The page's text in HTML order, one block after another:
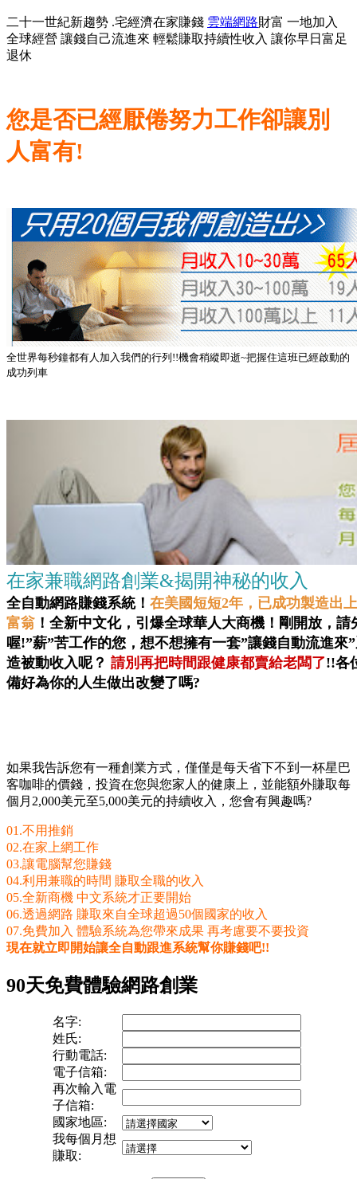
二十一世紀新趨勢 .宅經濟在家賺錢 雲端網路財富 一地加入
全球經營 讓錢自己流進來 輕鬆賺取持續性收入 讓你早日富足
退休
您是否已經厭倦努力工作卻讓別
人富有!
全世界每秒鐘都有人加入我們的行列!!機會稍縱即逝~把握住這班已經啟動的
成功列車
在家兼職網路創業&揭開神秘的收入
全自動網路賺錢系統！ 在美國短短2年，已成功製造出
富翁 ！ 全新中文化，引爆全球華人大商機！剛開放， 請
喔!”薪”苦工作的您，想不想擁有一套”讓錢自動流進來
造被動收入呢？ 請別再把時間跟健康都賣給老闆了!!各
備好為你的人生做出改變了嗎?
如果我告訴您有一種創業方式，僅僅是每天省下不到一杯星巴
客咖啡的價錢，投資在您與您家人的健康上，並能額外賺取每
個月2,000美元至5,000美元的持續收入，您會有興趣嗎?
01.不用推銷
02.在家上網工作
03.讓電腦幫您賺錢
04.利用兼職的時間 賺取全職的收入
05.全新商機 中文系統才正要開始
06.透過網路 賺取來自全球超過50個國家的收入
07.免費加入 體驗系統為您帶來成果 再考慮要不要投資
現在就立即開始讓全自動跟進系統幫你賺錢吧!!
90天免費體驗網路創業
名字:
姓氏:
行動電話:
電子信箱:
再次輸入電
子信箱:
國家地區:
我每個月想
賺取: